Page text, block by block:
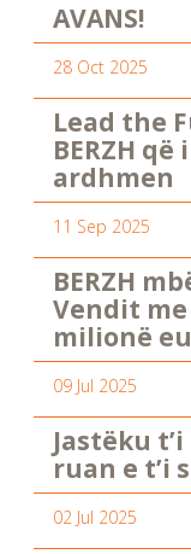
AVANS!
28 Oct 2025
Lead the
BERZH
ardhmen
11 Sep 2025
BERZH
Vendit
milionë
09 Jul 2025
Jastëku
ruan e t’i
02 Jul 2025